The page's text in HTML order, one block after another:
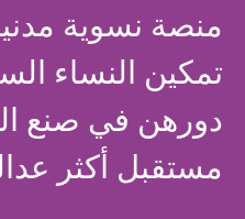
منصة نسوية
تمكين النساء
دورهن في صنع
مستقبل أكثر